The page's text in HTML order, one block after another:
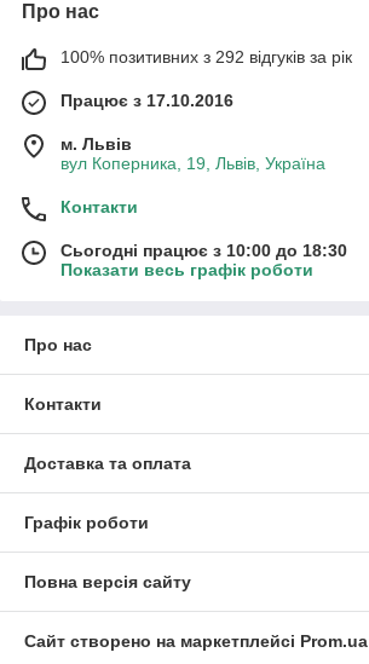
Про нас
100% позитивних з 292 відгуків за рік
Працює з 17.10.2016
м. Львів
вул Коперника, 19, Львів, Україна
Контакти
Сьогодні працює з 10:00 до 18:30
Показати весь графік роботи
Про нас
Контакти
Доставка та оплата
Графік роботи
Повна версія сайту
Сайт створено на маркетплейсі Prom.ua